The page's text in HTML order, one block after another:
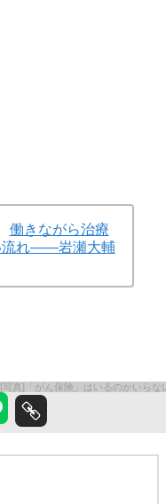
働きながら治療
流れ――岩瀬大輔
[写真]「がん保険」はいるのかいら